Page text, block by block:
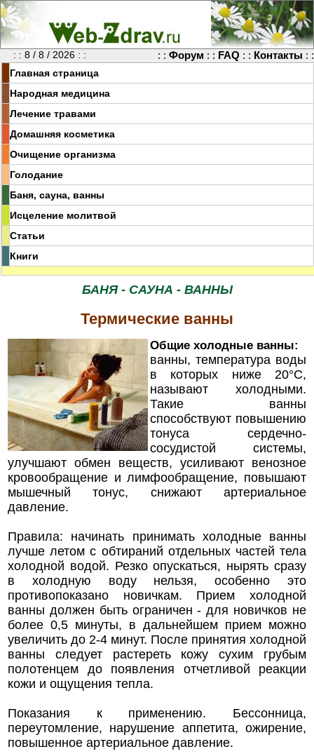
: : 8 / 8 / 2026 : : : : Форум : : FAQ : : Контакты : :
Главная страница
Народная медицина
Лечение травами
Домашняя косметика
Очищение организма
Голодание
Баня, сауна, ванны
Исцеление молитвой
Статьи
Книги
БАНЯ - САУНА - ВАННЫ
Термические ванны
Общие холодные ванны:
ванны, температура воды
в которых ниже 20°C,
называют холодными.
Такие ванны
способствуют повышению
тонуса сердечно-
сосудистой системы,
улучшают обмен веществ, усиливают венозное
кровообращение и лимфообращение, повышают
мышечный тонус, снижают артериальное
давление.
Правила: начинать принимать холодные ванны
лучше летом с обтираний отдельных частей тела
холодной водой. Резко опускаться, нырять сразу
в холодную воду нельзя, особенно это
противопоказано новичкам. Прием холодной
ванны должен быть ограничен - для новичков не
более 0,5 минуты, в дальнейшем прием можно
увеличить до 2-4 минут. После принятия холодной
ванны следует растереть кожу сухим грубым
полотенцем до появления отчетливой реакции
кожи и ощущения тепла.
Показания к применению. Бессонница,
переутомление, нарушение аппетита, ожирение,
повышенное артериальное давление.